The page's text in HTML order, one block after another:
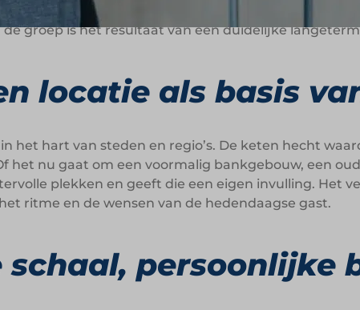
Van het ontwerp tot de bediening, alles is erop
groep is het resultaat van een duidelijke
locatie als basis
het hart van steden en regio’s. De keten hecht
het nu gaat om een voormalig bankgebouw, een
plekken en geeft die een eigen invulling. Het
ritme en de wensen van de hedendaagse gast.
persoonlijke